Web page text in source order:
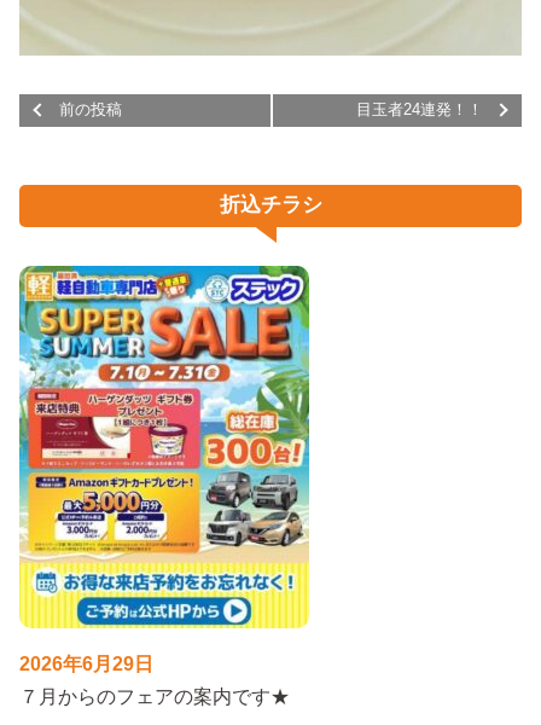
前の投稿 目玉者24連発！！
折込チラシ
2026年6月29日
７月からのフェアの案内です★